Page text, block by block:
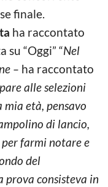
finale.
ha raccontato
“Oggi” “Nel
– ha raccontato
alle selezioni
mia età, pensavo
di lancio,
farmi notare e
del
prova consisteva in